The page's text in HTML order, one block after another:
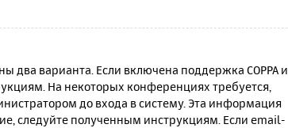
два варианта. Если включена поддержка COPPA и
На некоторых конференциях требуется,
до входа в систему. Эта информация
следуйте полученным инструкциям. Если email-